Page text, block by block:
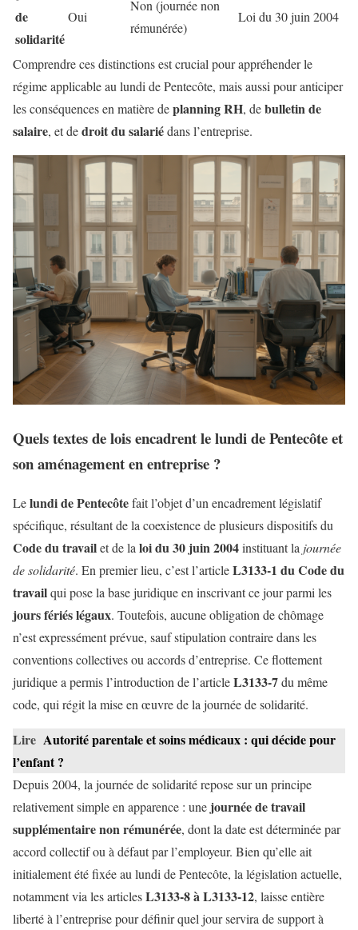
de
solidarité
Oui
Non (journée non
rémunérée)
Loi du 30 juin 2004
Comprendre ces distinctions est crucial pour appréhender le
régime applicable au lundi de Pentecôte, mais aussi pour anticiper
les conséquences en matière deplanning RH, debulletin de
salaire, et dedroit du salariédans l’entreprise.
Quels textes de lois encadrent le lundi de Pentecôte et
son aménagement en entreprise ?
Lelundi de Pentecôtefait l’objet d’un encadrement législatif
spécifique, résultant de la coexistence de plusieurs dispositifs du
Code du travailet de la loi du 30 juin 2004instituant la journée
de solidarité. En premier lieu, c’est l’articleL3133-1 du Code du
travailqui pose la base juridique en inscrivant ce jour parmi les
jours fériés légaux. Toutefois, aucune obligation de chômage
n’est expressément prévue, sauf stipulation contraire dans les
conventions collectives ou accords d’entreprise. Ce flottement
juridique a permis l’introduction de l’articleL3133-7du même
code, qui régit la mise en œuvre de la journée de solidarité.
Lire Autorité parentale et soins médicaux : qui décide pour
l’enfant ?
Depuis 2004, la journée de solidarité repose sur un principe
relativement simple en apparence : une journée de travail
supplémentaire non rémunérée, dont la date est déterminée par
accord collectif ou à défaut par l’employeur. Bien qu’elle ait
initialement été fixée au lundi de Pentecôte, la législation actuelle,
notamment via les articlesL3133-8 à L3133-12, laisse entière
liberté à l’entreprise pour définir quel jour servira de support à